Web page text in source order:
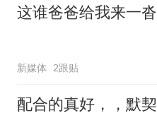
这谁爸爸给我来一沓
新媒体 2跟贴
配合的真好，，默契